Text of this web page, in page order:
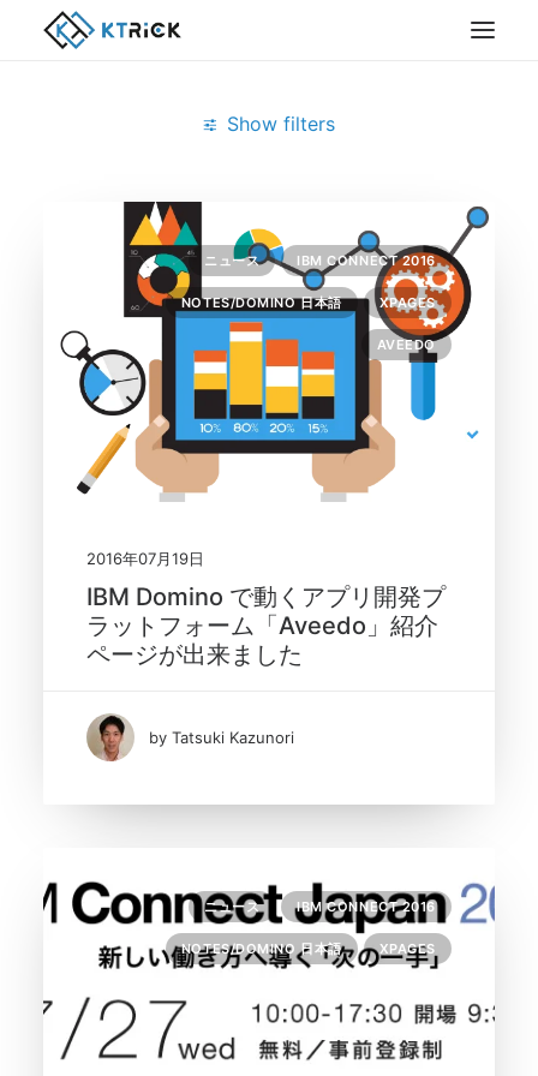
Show filters
ニュース IBM CONNECT 2016
NOTES/DOMINO 日本語 XPAGES
AVEEDO
2016年07月19日
IBM Domino で動くアプリ開発プ
ラットフォーム「Aveedo」紹介
ページが出来ました
by Tatsuki Kazunori
ニュース IBM CONNECT 2016
NOTES/DOMINO 日本語 XPAGES